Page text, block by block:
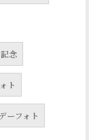
念
ト
ーフォト